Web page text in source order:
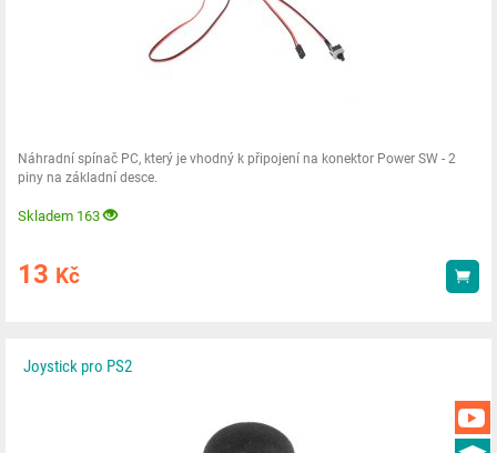
Náhradní spínač PC, který je vhodný k připojení na konektor Power SW - 2
piny na základní desce.
Skladem 163
13 Kč
Joystick pro PS2